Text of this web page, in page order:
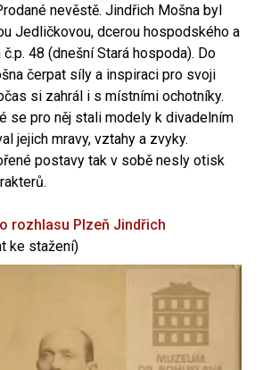
nevěstě. Jindřich Mošna byl
Jedličkovou, dcerou hospodského a
48 (dnešní Stará hospoda). Do
čerpat síly a inspiraci pro svoji
si zahrál i s místními ochotníky.
se pro něj stali modely k divadelním
jejich mravy, vztahy a zvyky.
postavy tak v sobě nesly otisk
rozhlasu Plzeň Jindřich
ke stažení)